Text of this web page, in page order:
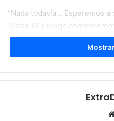
“Nada todavía… Esperemos
(Serie B) y luego
dijoTeixeira.
los últimos días en las
“Se va… Y estamos